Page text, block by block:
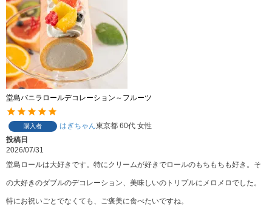
堂島バニラロールデコレーション～フルーツ
購入者 はぎちゃん東京都 60代 女性
投稿日
2026/07/31
堂島ロールは大好きです。特にクリームが好きでロールのもちもちも好き。そ
の大好きのダブルのデコレーション、美味しいのトリプルにメロメロでした。
特にお祝いごとでなくても、ご褒美に食べたいですね。